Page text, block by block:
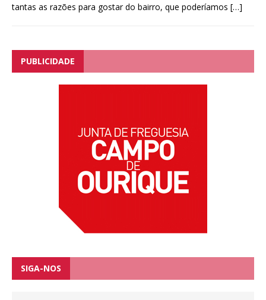
tantas as razões para gostar do bairro, que poderíamos […]
PUBLICIDADE
SIGA-NOS